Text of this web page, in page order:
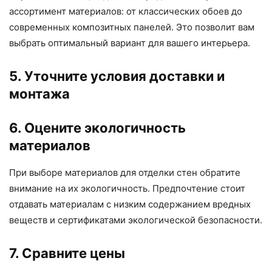
ассортимент материалов: от классических обоев до
современных композитных панелей. Это позволит вам
выбрать оптимальный вариант для вашего интерьера.
5. Уточните условия доставки и
монтажа
6. Оцените экологичность
материалов
При выборе материалов для отделки стен обратите
внимание на их экологичность. Предпочтение стоит
отдавать материалам с низким содержанием вредных
веществ и сертификатами экологической безопасности.
7. Сравните цены